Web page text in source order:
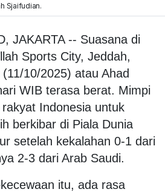
Sjaifudian.
JAKARTA -- Suasana di
Sports City, Jeddah,
10/2025) atau Ahad
WIB terasa berat. Mimpi
Indonesia untuk
berkibar di Piala Dunia
setelah kekalahan 0-1 dari
2-3 dari Arab Saudi.
itu, ada rasa